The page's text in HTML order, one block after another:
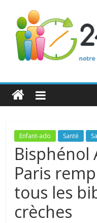
24h
Santé
La
santé
toute
famille
Enfant-ado Santé
Bisphénol
Paris
tous les
crèches